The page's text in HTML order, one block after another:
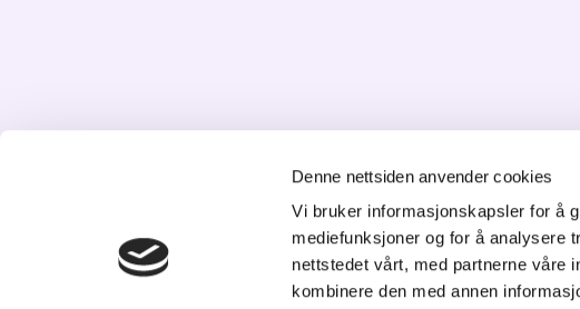
Denne nettsiden anvender cookies
Vi bruker informasjonskapsler for å
mediefunksjoner og for å analysere
nettstedet vårt, med partnerne våre
kombinere den med annen
KONTAKT
Storgata 6,
2050